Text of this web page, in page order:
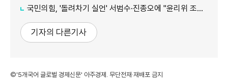
국민의힘, '돌려차기 실언' 서범수·진종오에 "윤리위 조치 있어야"
기자의 다른기사
©'5개국어 글로벌 경제신문' 아주경제. 무단전재·재배포 금지